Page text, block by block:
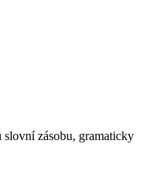
zásobu, gramaticky